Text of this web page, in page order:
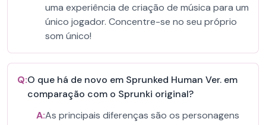
uma experiência de criação de música para um
único jogador. Concentre-se no seu próprio
som único!
Q:O que há de novo em Sprunked Human Ver. em
comparação com o Sprunki original?
A:As principais diferenças são os personagens